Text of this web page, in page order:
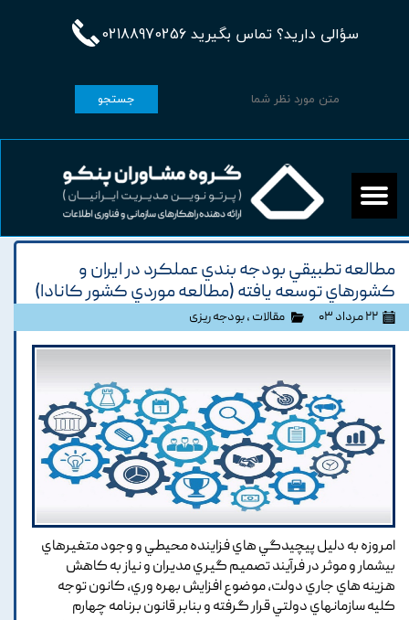
سؤالی دارید؟ تماس بگیرید 02188970256
جستجو
مطالعه تطبيقي بودجه بندي عملکرد در ايران و
کشورهاي توسعه يافته (مطالعه موردي کشور کانادا)
۲۲ مرداد ۰۳ مقالات ،بودجه ریزی
امروزه به دليل پيچيدگي هاي فزاينده محيطي و وجود متغيرهاي
بيشمار و موثر در فرآيند تصميم گيري مديران و نياز به کاهش
هزينه هاي جاري دولت, موضوع افزايش بهره وري, کانون توجه
کليه سازمانهاي دولتي قرار گرفته و بنابر قانون برنامه چهارم